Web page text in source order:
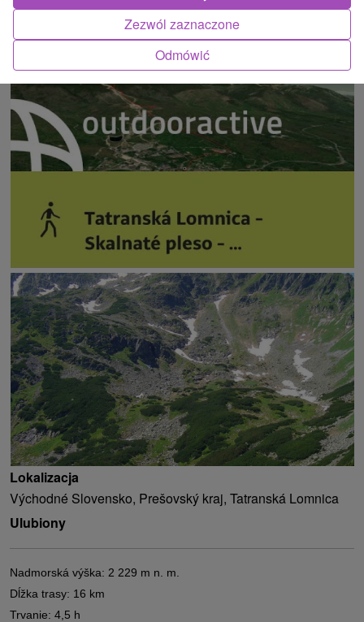
Lokalizacja
Východné Slovensko, Prešovský kraj, Tatranská Lomnica
Ulubiony
Nadmorská výška: 2 229 m n. m.
Dĺžka trasy: 16 km
Trvanie: 4,5 h
Odmówić
Zezwól zaznaczone